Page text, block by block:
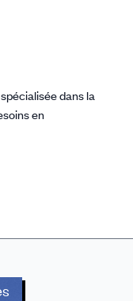
dans la
en